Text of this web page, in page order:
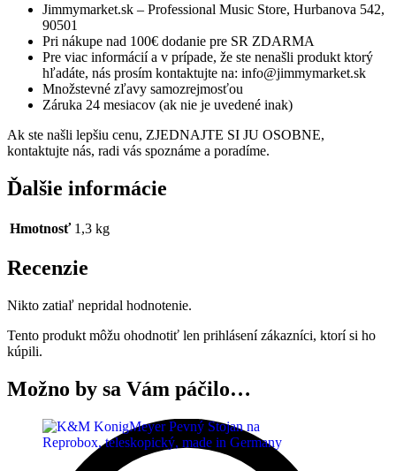
Jimmymarket.sk – Professional Music Store, Hurbanova 542,
90501
Pri nákupe nad 100€ dodanie pre SR ZDARMA
Pre viac informácií a v prípade, že ste nenašli produkt ktorý
hľadáte, nás prosím kontaktujte na: info@jimmymarket.sk
Množstevné zľavy samozrejmosťou
Záruka 24 mesiacov (ak nie je uvedené inak)
Ak ste našli lepšiu cenu, ZJEDNAJTE SI JU OSOBNE,
kontaktujte nás, radi vás spoznáme a poradíme.
Ďalšie informácie
Hmotnosť 1,3 kg
Recenzie
Nikto zatiaľ nepridal hodnotenie.
Tento produkt môžu ohodnotiť len prihlásení zákazníci, ktorí si ho
kúpili.
Možno by sa Vám páčilo…